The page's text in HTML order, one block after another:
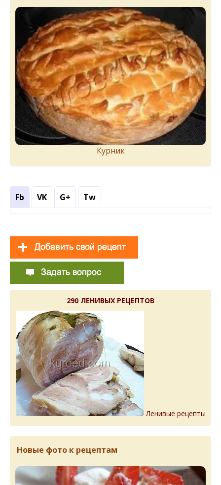
Курник
Fb VK G+ Tw
290 ЛЕНИВЫХ РЕЦЕПТОВ
Ленивые рецепты
Новые фото к рецептам